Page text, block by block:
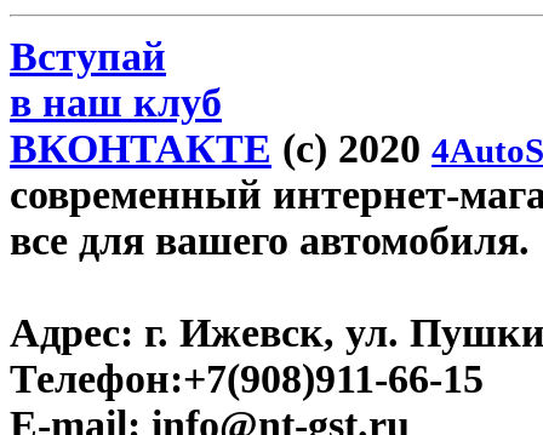
Вступай
в наш клуб
ВКОНТАКТЕ (c) 2020
современный интернет-
все для вашего автомобиля.
Адрес: г. Ижевск, ул.
Телефон:+7(908)911-66-15
E-mail: info@nt-gst.ru